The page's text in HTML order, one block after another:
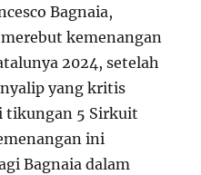
Bagnaia,
kemenangan
2024, setelah
yang kritis
tikungan 5 Sirkuit
ini
Bagnaia dalam